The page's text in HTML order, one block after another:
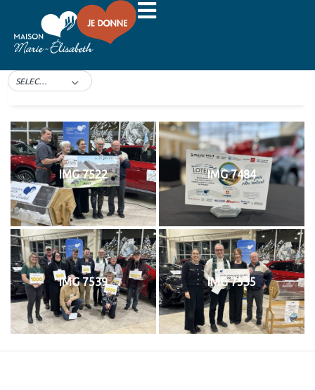
Loterie 2025
SELECT TAG
IMG 7522 IMG 7484
IMG 7539 IMG 7535